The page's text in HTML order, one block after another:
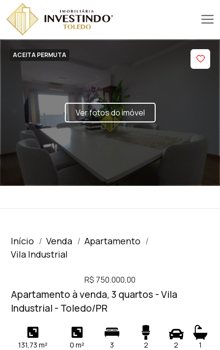
ACEITA PERMUTA
Ver fotos do imóvel
Início Venda
Apartamento
Vila Industrial
R$ 750.000,00
Apartamento à venda, 3 quartos - Vila
Industrial - Toledo/PR
131,73 m²
0 m²
3
2
2
1